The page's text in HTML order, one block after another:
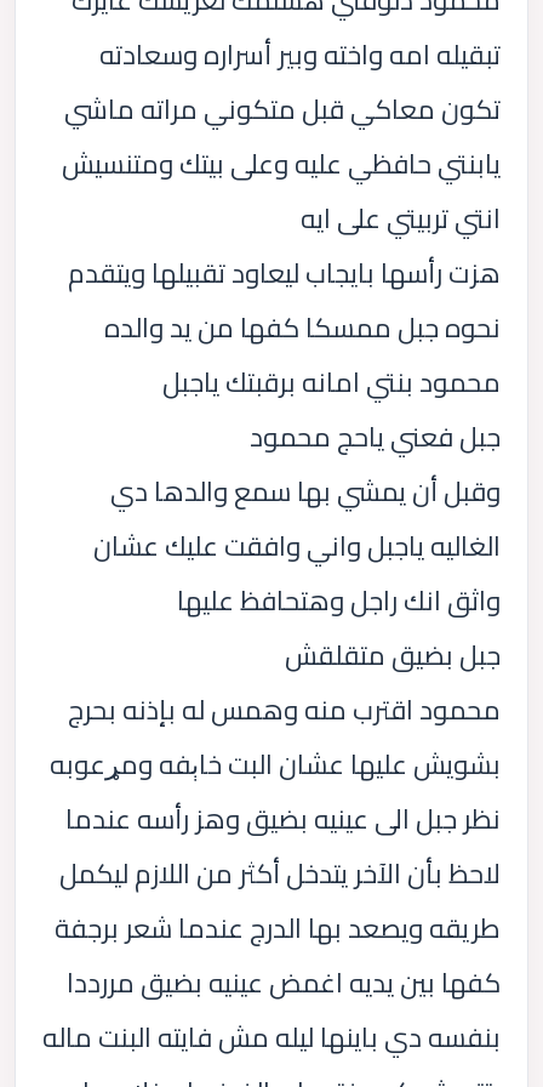
تبقيله امه واخته وبير أسراره وسعادته
تكون معاكي قبل متكوني مراته ماشي
يابنتي حافظي عليه وعلى بيتك ومتنسيش
انتي تربيتي على ايه
هزت رأسها بايجاب ليعاود تقبيلها ويتقدم
نحوه جبل ممسكا كفها من يد والده
محمود بنتي امانه برقبتك ياجبل
جبل فعني ياحج محمود
وقبل أن يمشي بها سمع والدها دي
الغاليه ياجبل واني وافقت عليك عشان
واثق انك راجل وهتحافظ عليها
جبل بضيق متقلقش
محمود اقترب منه وهمس له بإذنه بحرج
بشويش عليها عشان البت خاېفه ومړعوبه
نظر جبل الى عينيه بضيق وهز رأسه عندما
لاحظ بأن الآخر يتدخل أكثر من اللازم ليكمل
طريقه ويصعد بها الدرج عندما شعر برجفة
كفها بين يديه اغمض عينيه بضيق مررددا
بنفسه دي باينها ليله مش فايته البنت ماله